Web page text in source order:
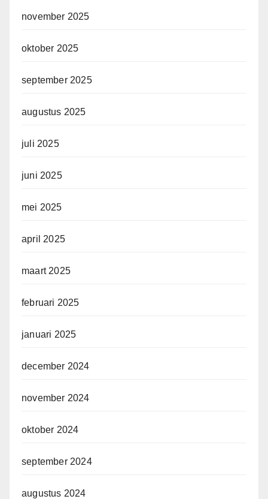
november 2025
oktober 2025
september 2025
augustus 2025
juli 2025
juni 2025
mei 2025
april 2025
maart 2025
februari 2025
januari 2025
december 2024
november 2024
oktober 2024
september 2024
augustus 2024